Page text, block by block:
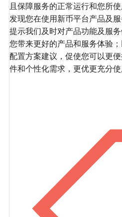
且保障服务的正常运行和您所
发现您在使用新币平台产品及
提示我们及时对产品功能及服
您带来更好的产品和服务体验
配置方案建议，促使您可以更
件和个性化需求，更优更充分使